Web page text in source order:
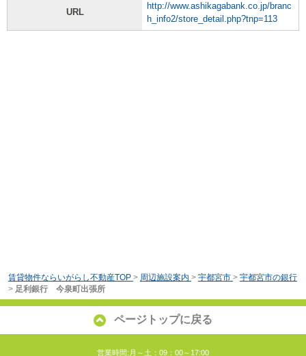
URL
http://www.ashikagabank.co.jp/branc
h_info2/store_detail.php?tnp=113
賃貸物件ならいがらし不動産TOP > 周辺施設案内 > 宇都宮市 > 宇都宮市の銀行
> 足利銀行 今泉町出張所
ページトップに戻る
営業時間:月～土：09：00～17:00